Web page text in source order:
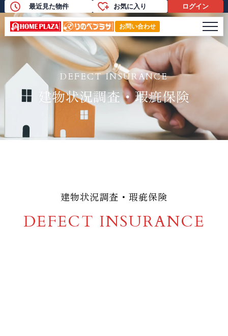
最近見た物件 お気に入り ログイン
お問い合わせ メニ
保険・ライフプランニングのご提案
DEFECT INSURANCE
建物状況調査・瑕疵保険
建物状況調査・瑕疵保険
DEFECT INSURANCE